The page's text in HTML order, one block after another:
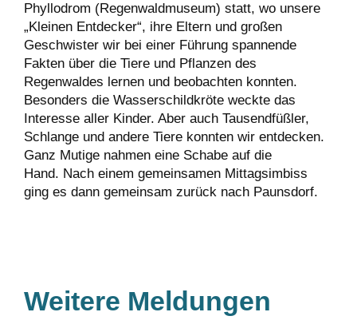
Phyllodrom (Regenwaldmuseum) statt, wo unsere
„Kleinen Entdecker“, ihre Eltern und großen
Geschwister wir bei einer Führung spannende
Fakten über die Tiere und Pflanzen des
Regenwaldes lernen und beobachten konnten.
Besonders die Wasserschildkröte weckte das
Interesse aller Kinder. Aber auch Tausendfüßler,
Schlange und andere Tiere konnten wir entdecken.
Ganz Mutige nahmen eine Schabe auf die
Hand. Nach einem gemeinsamen Mittagsimbiss
ging es dann gemeinsam zurück nach Paunsdorf.
Weitere Meldungen